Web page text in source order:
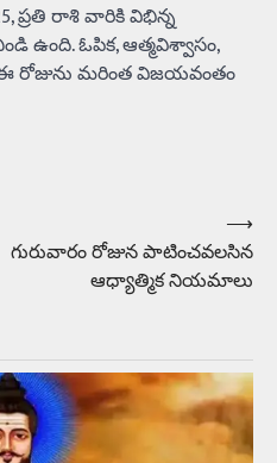
ప్రతి రాశి వారికి విభిన్న
ఉంది. ఓపిక, ఆత్మవిశ్వాసం,
రోజును మరింత విజయవంతం
గురువారం రోజున పాటించవలసిన
ఆధ్యాత్మిక నియమాలు
⟶